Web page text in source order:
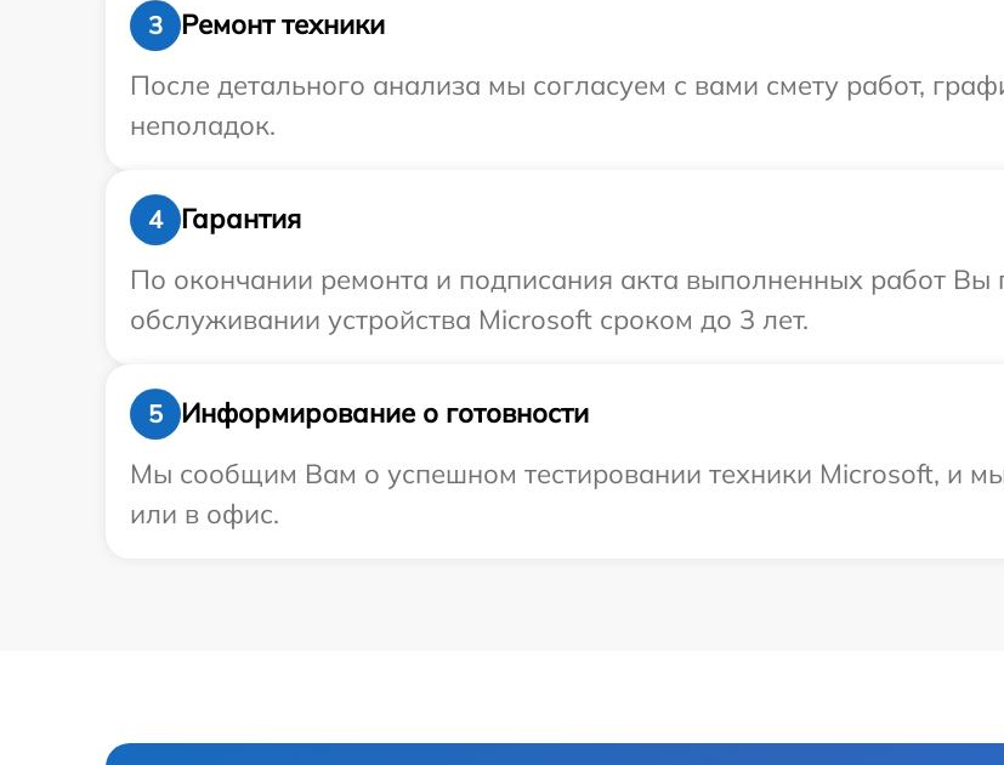
3
Ремонт техники
После детального анализа мы согласуем с вами смету работ,
неполадок.
4
Гарантия
По окончании ремонта и подписания акта выполненных работ Вы
обслуживании устройства Microsoft сроком до 3 лет.
5
Информирование о готовности
Мы сообщим Вам о успешном тестировании техники Microsoft, и
или в офис.